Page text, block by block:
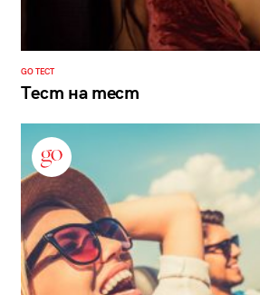
GO ТЕСТ
Тест на тест